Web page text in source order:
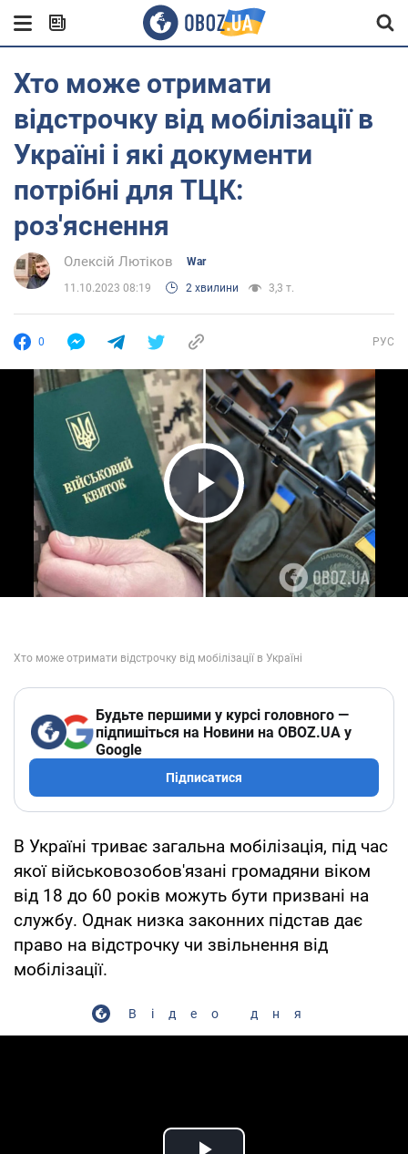
Хто може отримати
відстрочку від мобілізації в
Україні і які документи
потрібні для ТЦК:
роз'яснення
Олексій Лютіков War
11.10.2023 08:19 2 хвилини 3,3 т.
0 РУС
Play Video
Будьте першими у курсі головного —
підпишіться на Новини на OBOZ.UA у
Google
Підписатися
В Україні триває загальна мобілізація, під час
якої військовозобов'язані громадяни віком
від 18 до 60 років можуть бути призвані на
службу. Однак низка законних підстав дає
право на відстрочку чи звільнення від
мобілізації.
Відео дня